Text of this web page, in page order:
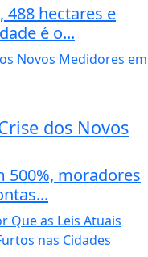
488 hectares e
é o...
dos Novos
500%, moradores